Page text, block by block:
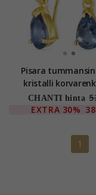
Pisara
kristalli
kullattua hopeaa -
Stones
CHANTI hinta
EXTRA 30%
1